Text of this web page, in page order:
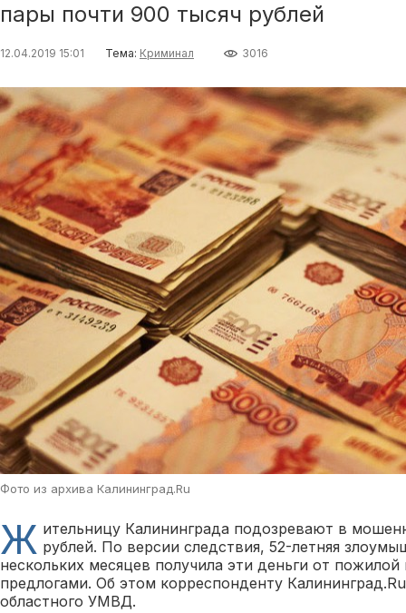
пары почти 900 тысяч рублей
12.04.2019 15:01 Тема: Криминал 3016
Фото из архива Калининград.Ru
Ж ительницу Калининграда подозревают в
рублей. По версии следствия, 52-летняя
нескольких месяцев получила эти деньги от
предлогами. Об этом корреспонденту
областного УМВД.